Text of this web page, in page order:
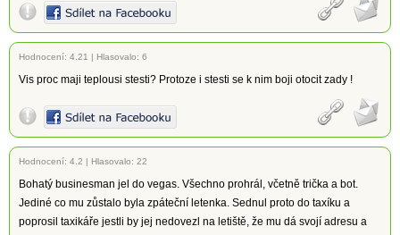
Hodnocení: 4.21 | Hlasovalo: 6
Vis proc maji teplousi stesti? Protoze i stesti se k nim boji otocit zady !
Hodnocení: 4.2 | Hlasovalo: 22
Bohatý businesman jel do vegas. Všechno prohrál, včetně trička a bot.
Jediné co mu zůstalo byla zpáteční letenka. Sednul proto do taxíku a
poprosil taxikáře jestli by jej nedovezl na letiště, že mu dá svojí adresu a